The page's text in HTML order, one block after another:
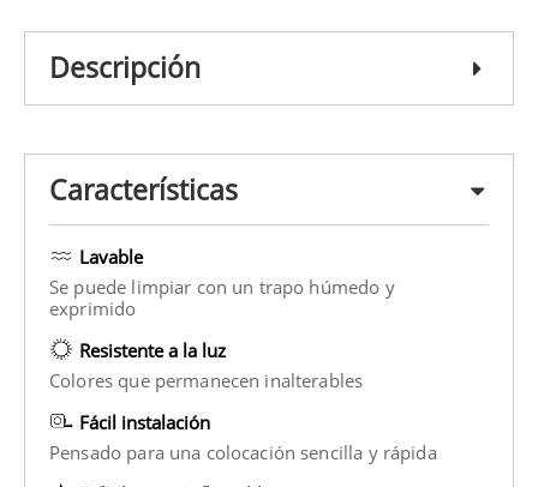
Descripción
Características
Lavable
Se puede limpiar con un trapo húmedo y
exprimido
Resistente a la luz
Colores que permanecen inalterables
Fácil instalación
Pensado para una colocación sencilla y rápida